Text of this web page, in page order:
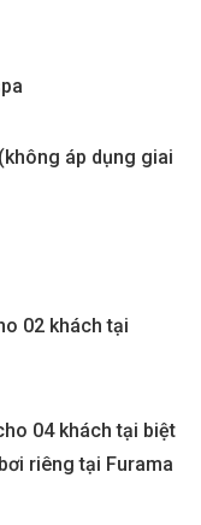
áp dụng giai
02 khách tại
04 khách tại biệt
riêng tại Furama